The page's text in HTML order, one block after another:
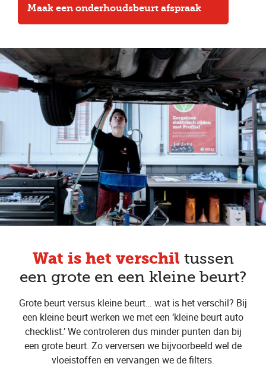
Maak een onderhoudsbeurt afspraak
Wat is het verschil tussen
een grote en een kleine beurt?
Grote beurt versus kleine beurt… wat is het verschil? Bij
een kleine beurt werken we met een ‘kleine beurt auto
checklist.’ We controleren dus minder punten dan bij
een grote beurt. Zo verversen we bijvoorbeeld wel de
vloeistoffen en vervangen we de filters.